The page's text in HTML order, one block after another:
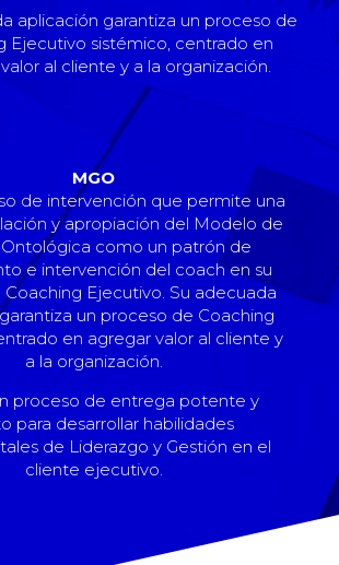
aplicación garantiza un proceso de
Ejecutivo sistémico, centrado en
al cliente y a la organización.
MGO
de intervención que permite una
y apropiación del Modelo de
Ontológica como un patrón de
e intervención del coach en su
Ejecutivo. Su adecuada
un proceso de Coaching
en agregar valor al cliente y
a la organización.
proceso de entrega potente y
para desarrollar habilidades
de Liderazgo y Gestión en el
cliente ejecutivo.